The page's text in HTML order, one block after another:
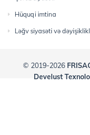
Hüquqi imtina
Ləğv siyasəti və
© 2019-2026
Develust